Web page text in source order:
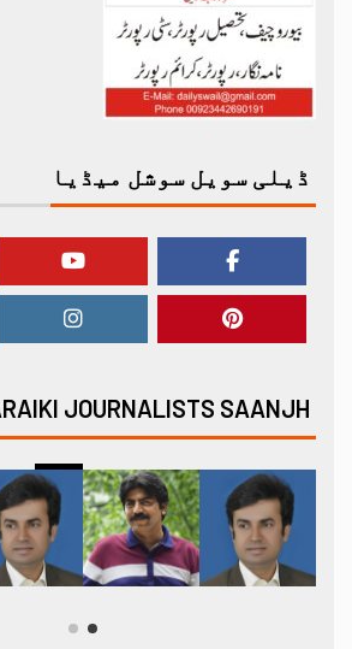
ڈیلی سویل سوشل میڈیا
JOURNALISTS SAANJH